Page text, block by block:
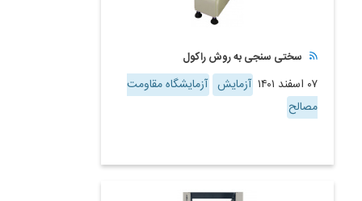
سختی سنجی به روش راکول
۰۷ اسفند ۱۴۰۱ آزمایش آزمایشگاه مقاومت
مصالح